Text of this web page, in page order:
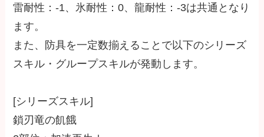
雷耐性：-1、氷耐性：0、龍耐性：-3は共通となり
ます。
また、防具を一定数揃えることで以下のシリーズ
スキル・グループスキルが発動します。
[シリーズスキル]
鎖刃竜の飢餓